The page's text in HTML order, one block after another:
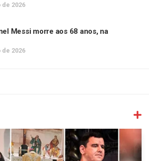
2026
Messi morre aos 68 anos, na
2026